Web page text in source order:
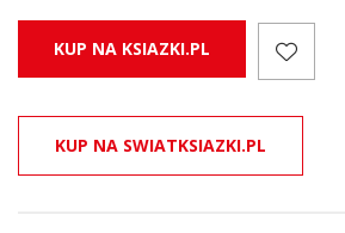
KUP NA KSIAZKI.PL
KUP NA SWIATKSIAZKI.PL